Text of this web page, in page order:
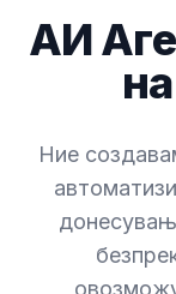
АИ
Ние